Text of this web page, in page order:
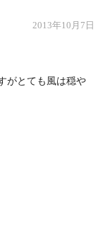
2013年10月7日
がとても風は穏や